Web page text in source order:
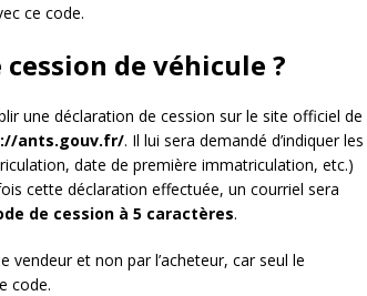
ce code.
de véhicule ?
une déclaration de cession sur le site officiel de
ants.gouv.fr/. Il lui sera demandé d’indiquer les
date de première immatriculation, etc.)
cette déclaration effectuée, un courriel sera
de cession à 5 caractères.
et non par l’acheteur, car seul le
code.